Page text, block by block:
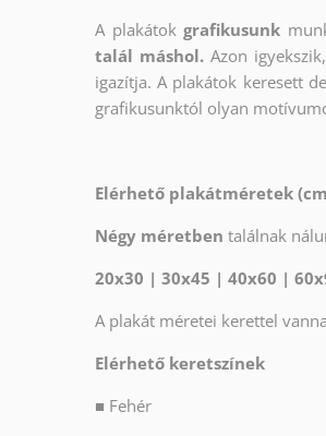
A plakátok grafikusunk
talál máshol. Azon
igazítja. A plakátok keresett
grafikusunktól olyan
Elérhető plakátméretek
Négy méretben találnak
20x30 | 30x45 | 40x60 |
A plakát méretei kerettel
Elérhető keretszínek
■ Fehér